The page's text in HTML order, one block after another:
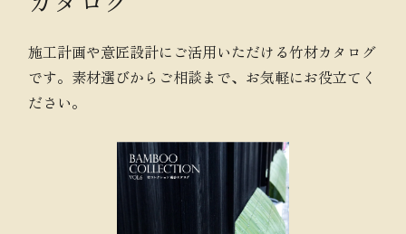
施工計画や意匠設計にご活用いただける竹材カタログ
です。素材選びからご相談まで、お気軽にお役立てく
ださい。